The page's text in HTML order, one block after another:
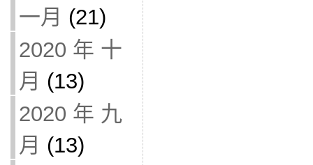
一月 (21)
2020 年 十
月 (13)
2020 年 九
月 (13)